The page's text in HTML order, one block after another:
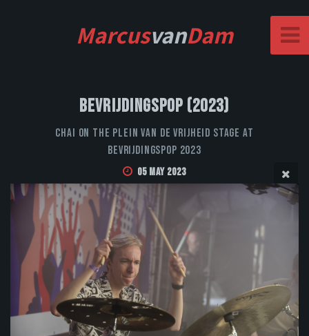
MarcusvanDam
Bevrijdingspop (2023)
CHAI on the Plein van de Vrijheid stage at
Bevrijdingspop 2023
05 May 2023